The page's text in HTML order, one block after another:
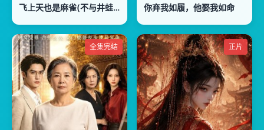
飞上天也是麻雀(不与井蛙论海) 你弃我如履，他娶我如命
全集完结 正片